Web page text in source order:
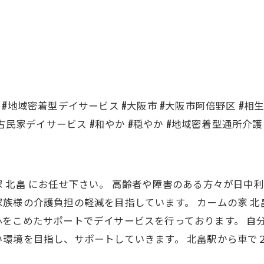
地域密着型デイサービス #大阪市 #大阪市阿倍野区 #相
民家デイサービス #和やか #穏やか #地域密着型通所介
畠 にお任せ下さい。 高齢者や障害のある方々が日中
様の介護負担の軽減を目指しています。 カームの家
こめたサポートでデイサービスを行っております。
境を目指し、サポートしていきます。 北畠駅から車で